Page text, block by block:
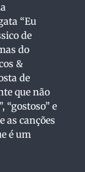
“Eu
de
do
&
de
que não
“gostoso” e
as canções
é um